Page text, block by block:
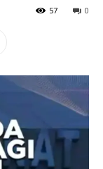
0
57